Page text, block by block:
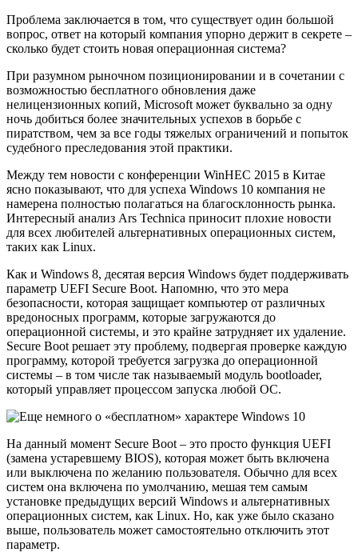
Проблема заключается в том, что существует один большой
вопрос, ответ на который компания упорно держит в секрете –
сколько будет стоить новая операционная система?
При разумном рыночном позиционировании и в сочетании с
возможностью бесплатного обновления даже
нелицензионных копий, Microsoft может буквально за одну
ночь добиться более значительных успехов в борьбе с
пиратством, чем за все годы тяжелых ограничений и попыток
судебного преследования этой практики.
Между тем новости с конференции WinHEC 2015 в Китае
ясно показывают, что для успеха Windows 10 компания не
намерена полностью полагаться на благосклонность рынка.
Интересный анализ Ars Technica приносит плохие новости
для всех любителей альтернативных операционных систем,
таких как Linux.
Как и Windows 8, десятая версия Windows будет поддерживать
параметр UEFI Secure Boot. Напомню, что это мера
безопасности, которая защищает компьютер от различных
вредоносных программ, которые загружаются до
операционной системы, и это крайне затрудняет их удаление.
Secure Boot решает эту проблему, подвергая проверке каждую
программу, которой требуется загрузка до операционной
системы – в том числе так называемый модуль bootloader,
который управляет процессом запуска любой ОС.
На данный момент Secure Boot – это просто функция UEFI
(замена устаревшему BIOS), которая может быть включена
или выключена по желанию пользователя. Обычно для всех
систем она включена по умолчанию, мешая тем самым
установке предыдущих версий Windows и альтернативных
операционных систем, как Linux. Но, как уже было сказано
выше, пользователь может самостоятельно отключить этот
параметр.